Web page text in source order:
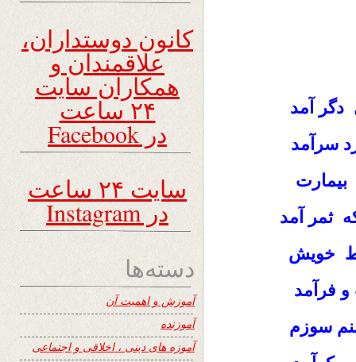
آمد
سرآمد
بیمارت
ثمر آمد
خویش
و فرآمد
سوزم
کانون دوستداران،
علاقمندان و
همکاران سایت
۲۴ ساعت
در Facebook
سایت ۲۴ ساعت
در Instagram
دسته‌ها
آموزش و اهمیت آن
آموزنده
آموزه های دینی ، اخلاقی و اجتماعی